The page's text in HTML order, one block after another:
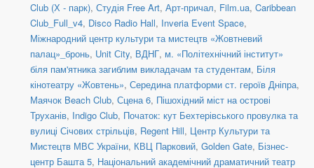
Club (Х - парк), Студія Free Art, Арт-причал, Film.ua, Caribbean
Club_Full_v4, Disco Radio Hall, Inveria Event Space,
Міжнародний центр культури та мистецтв «Жовтневий
палац»_бронь, Unit Сity, ВДНГ, м. «Політехнічний інститут»
біля пам'ятника загиблим викладачам та студентам, Біля
кінотеатру «Жовтень», Середина платформи ст. героїв Дніпра,
Маячок Beach Club, Сцена 6, Пішохідний міст на острові
Труханів, Indigo Club, Початок: кут Бехтерівського провулка та
вулиці Січових стрільців, Regent Hill, Центр Культури та
Мистецтв МВС України, КВЦ Парковий, Golden Gate, Бізнес-
центр Башта 5, Національний академічний драматичний театр